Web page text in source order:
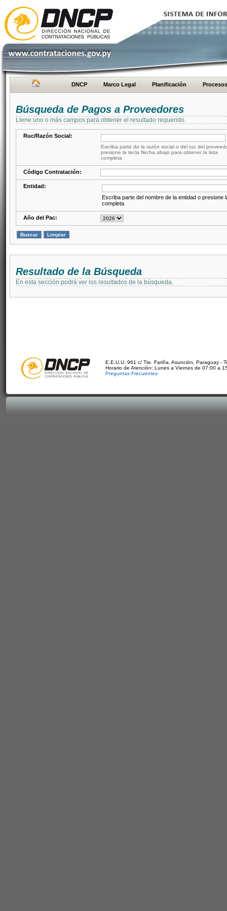
DNCP Marco Legal Planificación Procesos
Búsqueda de Pagos a Proveedores
Llene uno o más campos para obtener el resultado requerido.
Ruc/Razón Social:
Escriba parte de la razón social o del ruc del
presione la tecla flecha abajo para obtener la lista
completa
Código Contratación:
Entidad:
Escriba parte del nombre de la entidad o presione
completa
Año del Pac:
Resultado de la Búsqueda
En esta sección podrá ver los resultados de la búsqueda.
E.E.U.U. 961 c/ Tte. Fariña. Asunción, Paraguay -
Horario de Atención: Lunes a Viernes de 07:00 a
Preguntas Frecuentes